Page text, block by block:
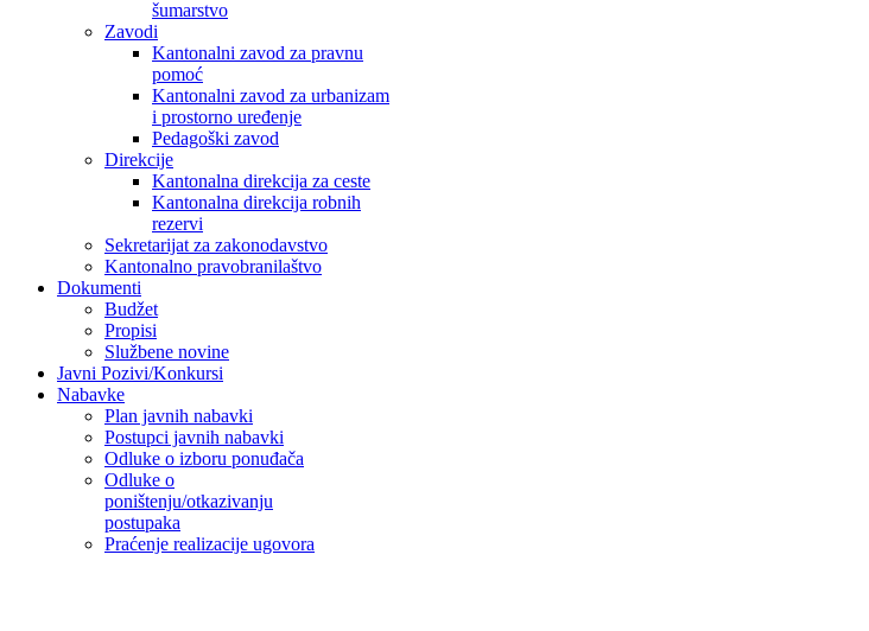
šumarstvo
Zavodi
Kantonalni zavod za pravnu
pomoć
Kantonalni zavod za urbanizam
i prostorno uređenje
Pedagoški zavod
Direkcije
Kantonalna direkcija za ceste
Kantonalna direkcija robnih
rezervi
Sekretarijat za zakonodavstvo
Kantonalno pravobranilaštvo
Dokumenti
Budžet
Propisi
Službene novine
Javni Pozivi/Konkursi
Nabavke
Plan javnih nabavki
Postupci javnih nabavki
Odluke o izboru ponuđača
Odluke o
poništenju/otkazivanju
postupaka
Praćenje realizacije ugovora